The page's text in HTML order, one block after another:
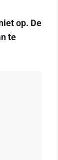
op. De
te